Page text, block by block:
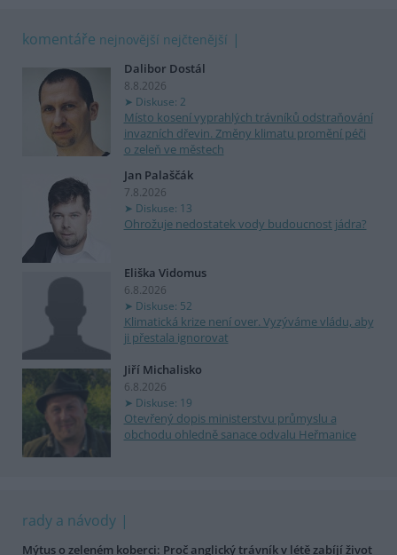
komentáře nejnovější nejčtenější
Dalibor Dostál
8.8.2026
Diskuse: 2
Místo kosení vyprahlých trávníků odstraňování
invazních dřevin. Změny klimatu promění péči
o zeleň ve městech
Jan Palaščák
7.8.2026
Diskuse: 13
Ohrožuje nedostatek vody budoucnost jádra?
Eliška Vidomus
6.8.2026
Diskuse: 52
Klimatická krize není over. Vyzýváme vládu, aby
ji přestala ignorovat
Jiří Michalisko
6.8.2026
Diskuse: 19
Otevřený dopis ministerstvu průmyslu a
obchodu ohledně sanace odvalu Heřmanice
rady a návody
Mýtus o zeleném koberci: Proč anglický trávník v létě zabíjí život